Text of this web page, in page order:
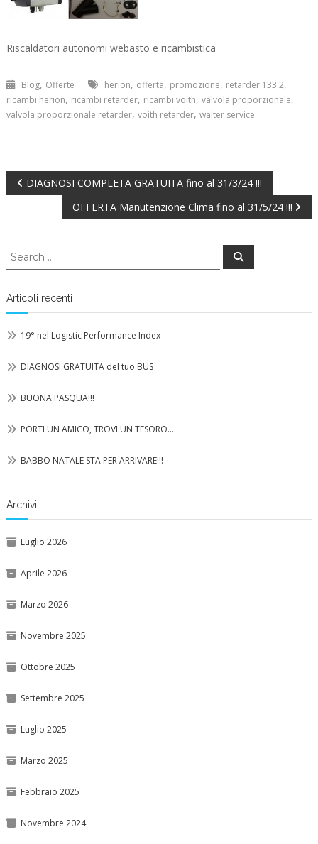
Riscaldatori autonomi webasto e ricambistica
Blog, Offerte herion, offerta, promozione, retarder 133.2,
ricambi herion, ricambi retarder, ricambi voith, valvola proporzionale,
valvola proporzionale retarder, voith retarder, walter service
Navigazione
articoli
DIAGNOSI COMPLETA GRATUITA fino al 31/3/24 !!!
OFFERTA Manutenzione Clima fino al 31/5/24 !!!
Search
for:
Search
Articoli recenti
19° nel Logistic Performance Index
DIAGNOSI GRATUITA del tuo BUS
BUONA PASQUA!!!
PORTI UN AMICO, TROVI UN TESORO…
BABBO NATALE STA PER ARRIVARE!!!
Archivi
Luglio 2026
Aprile 2026
Marzo 2026
Novembre 2025
Ottobre 2025
Settembre 2025
Luglio 2025
Marzo 2025
Febbraio 2025
Novembre 2024